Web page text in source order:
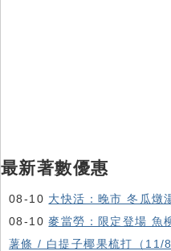
最新著數優惠
08-10 大快活：晚市 冬瓜燉
08-10麥當勞：限定登場
薯條 / 白提子椰果梳打（11/8